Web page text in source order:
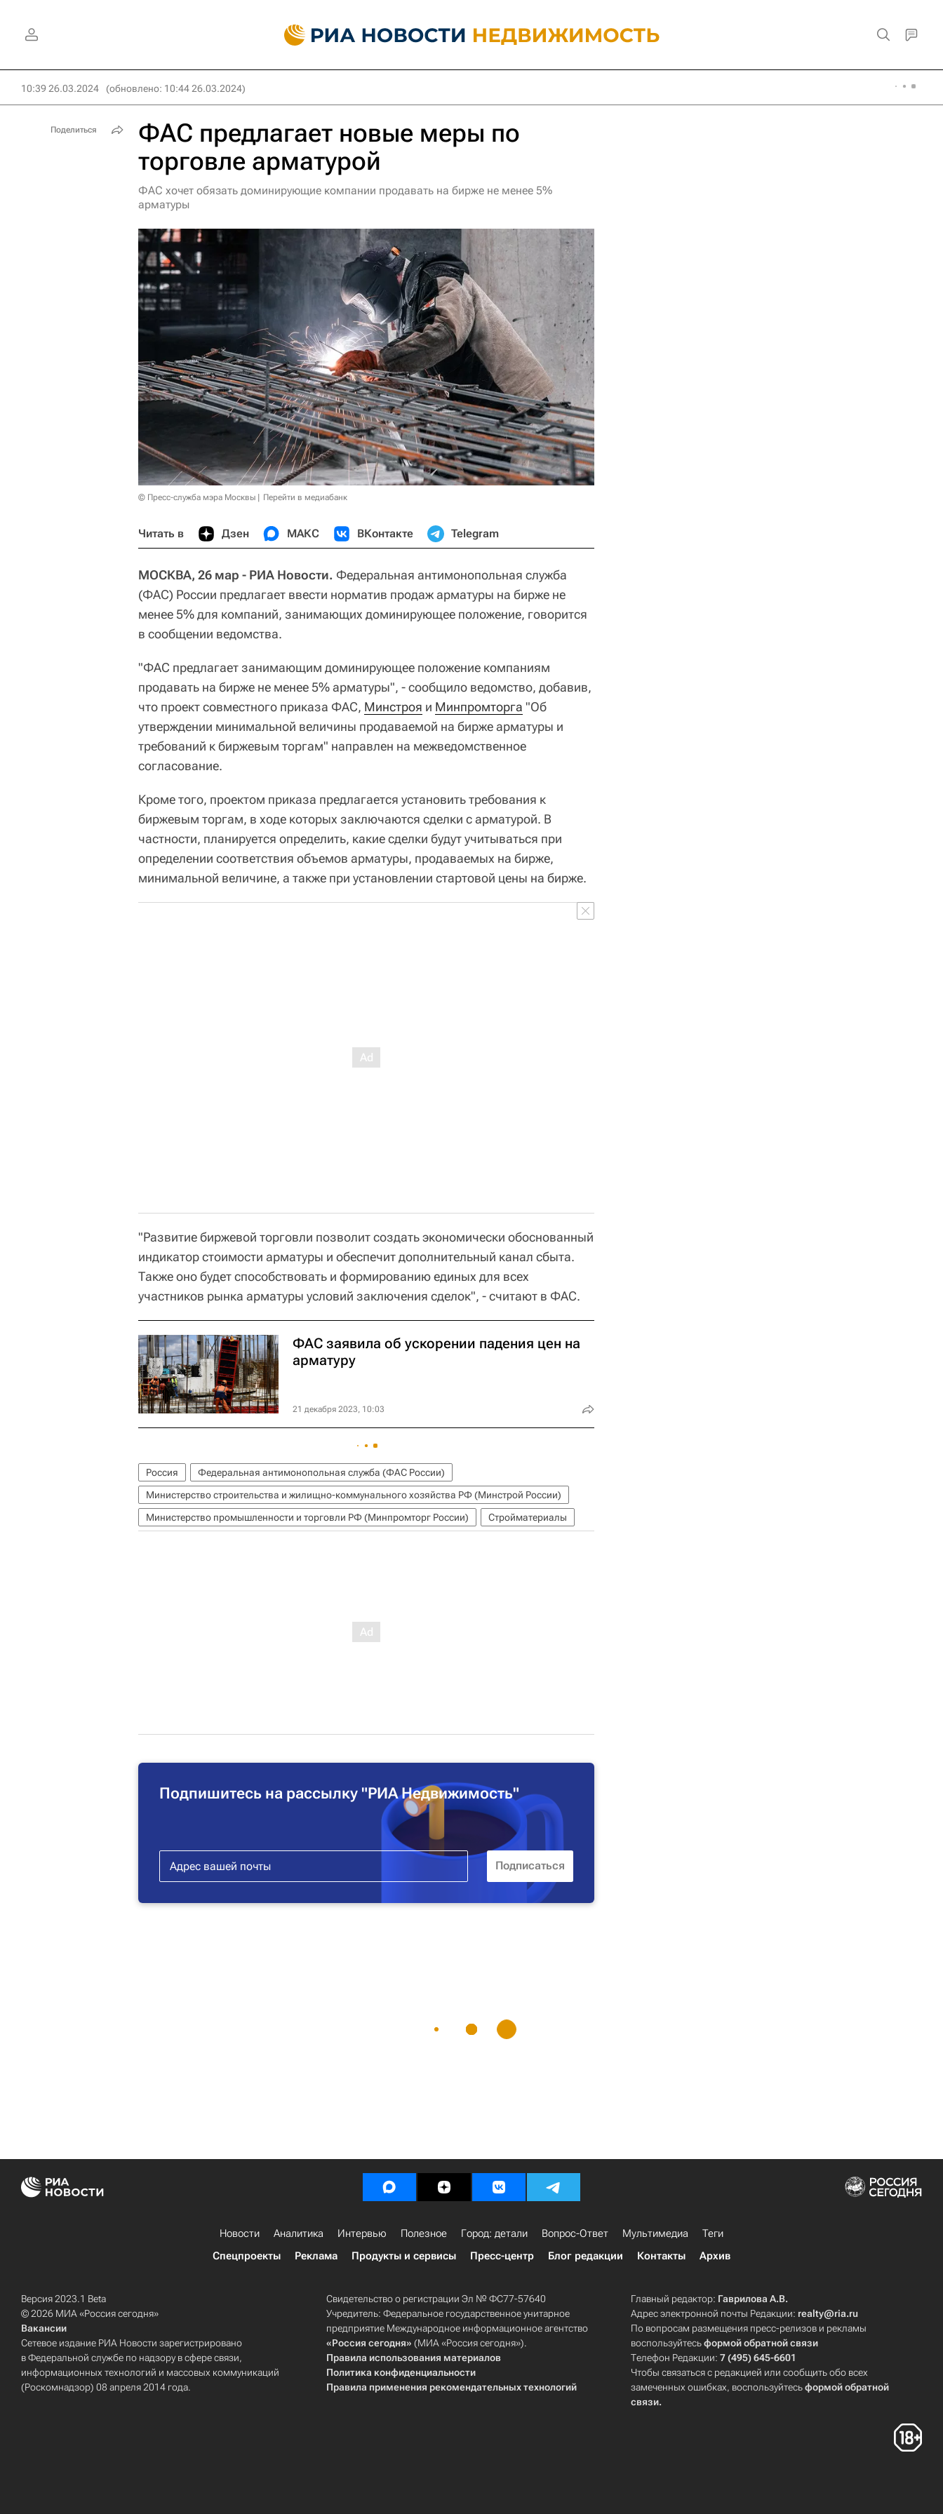
10:39 26.03.2024 (обновлено: 10:44 26.03.2024)
ФАС предлагает новые меры по
торговле арматурой
ФАС хочет обязать доминирующие компании продавать на бирже не менее 5%
арматуры
© Пресс-служба мэра Москвы Перейти в медиабанк
Читать в Дзен МАКС ВКонтакте Telegram
МОСКВА, 26 мар - РИА Новости. Федеральная антимонопольная служба
(ФАС) России предлагает ввести норматив продаж арматуры на бирже не
менее 5% для компаний, занимающих доминирующее положение, говорится
в сообщении ведомства.
"ФАС предлагает занимающим доминирующее положение компаниям
продавать на бирже не менее 5% арматуры", - сообщило ведомство, добавив,
что проект совместного приказа ФАС, Минстроя и Минпромторга "Об
утверждении минимальной величины продаваемой на бирже арматуры и
требований к биржевым торгам" направлен на межведомственное
согласование.
Кроме того, проектом приказа предлагается установить требования к
биржевым торгам, в ходе которых заключаются сделки с арматурой. В
частности, планируется определить, какие сделки будут учитываться при
определении соответствия объемов арматуры, продаваемых на бирже,
минимальной величине, а также при установлении стартовой цены на бирже.
"Развитие биржевой торговли позволит создать экономически обоснованный
индикатор стоимости арматуры и обеспечит дополнительный канал сбыта.
Также оно будет способствовать и формированию единых для всех
участников рынка арматуры условий заключения сделок", - считают в ФАС.
ФАС заявила об ускорении падения цен на
арматуру
21 декабря 2023, 10:03
Россия
Федеральная антимонопольная служба (ФАС России)
Министерство строительства и жилищно-коммунального хозяйства РФ (Минстрой России)
Министерство промышленности и торговли РФ (Минпромторг России)
Стройматериалы
Подпишитесь на рассылку "РИА Недвижимость"
Поделиться
Новости Аналитика Интервью Полезное Город: детали Вопрос-Ответ Мультимедиа
Теги
Спецпроекты
Реклама Продукты и сервисы Пресс-центр Блог редакции Контакты Архив
Версия 2023.1 Beta
© 2026 МИА «Россия сегодня»
Вакансии
Сетевое издание РИА Новости зарегистрировано
в Федеральной службе по надзору в сфере связи,
информационных технологий и массовых коммуникаций
(Роскомнадзор) 08 апреля 2014 года.
Свидетельство о регистрации Эл № ФС77-57640
Учредитель: Федеральное государственное унитарное
предприятие Международное информационное агентство
«Россия сегодня» (МИА «Россия сегодня»).
Правила использования материалов
Политика конфиденциальности
Правила применения рекомендательных технологий
Главный редактор: Гаврилова А.В.
Адрес электронной почты Редакции: realty@ria.ru
По вопросам размещения пресс-релизов и рекламы
воспользуйтесьформой обратной связи
Телефон Редакции:7 (495) 645-6601
Чтобы связаться с редакцией или сообщить обо всех
замеченных ошибках, воспользуйтесьформой обратной
связи.